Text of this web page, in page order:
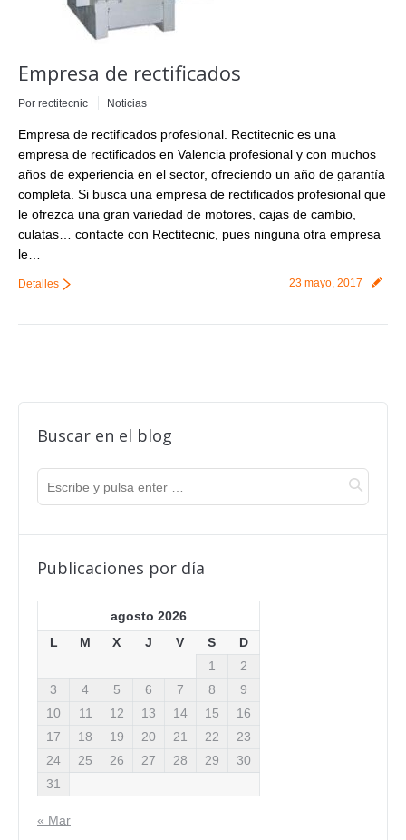
Empresa de rectificados
Por rectitecnic Noticias
Empresa de rectificados profesional. Rectitecnic es una
empresa de rectificados en Valencia profesional y con muchos
años de experiencia en el sector, ofreciendo un año de garantía
completa. Si busca una empresa de rectificados profesional que
le ofrezca una gran variedad de motores, cajas de cambio,
culatas… contacte con Rectitecnic, pues ninguna otra empresa
le…
23 mayo, 2017
Detalles
Buscar en el blog
Publicaciones por día
agosto 2026
L
M X J V S
D
1
2
3
4 5 6 7 8
9
10
11 12 13 14 15
16
17
18 19 20 21 22
23
24
25 26 27 28 29
30
31
« Mar